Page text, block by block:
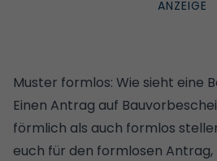
Muster formlos: Wie sieht eine
Einen Antrag auf
förmlich als auch formlos
euch für den formlosen Antrag,